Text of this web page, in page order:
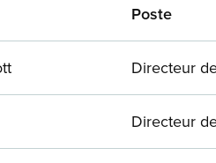
Poste
Directeur
Directeur